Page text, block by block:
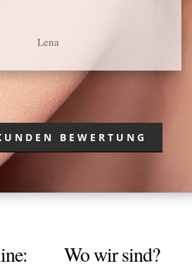
Lena
BEWERTUNG
Wo wir sind?